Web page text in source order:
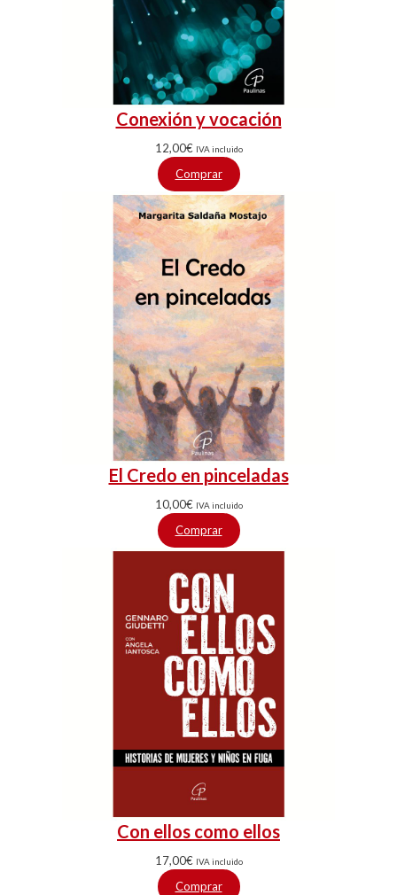
Conexión y vocación
12,00€ IVA incluido
Comprar
El Credo en pinceladas
10,00€ IVA incluido
Comprar
Con ellos como ellos
17,00€ IVA incluido
Comprar